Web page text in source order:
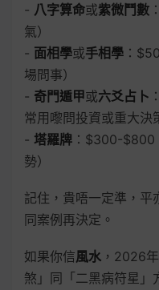
- 八字算命或紫微鬥數
氣）
- 面相學或手相學 ：
場問事）
- 奇門遁甲或六爻占卜
常用嚟問投資或重大決
- 塔羅牌 ：$300-$800
勢）
記住，貴唔一定準，平
同案例再決定。
如果你信風水 ，2026
煞」同「二黑病符星」